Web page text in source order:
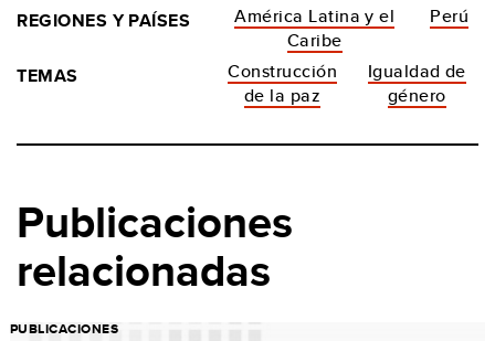
REGIONES Y PAÍSES
América Latina y el
Caribe
Perú
TEMAS
Construcción
de la paz
Igualdad de
género
Publicaciones
relacionadas
PUBLICACIONES